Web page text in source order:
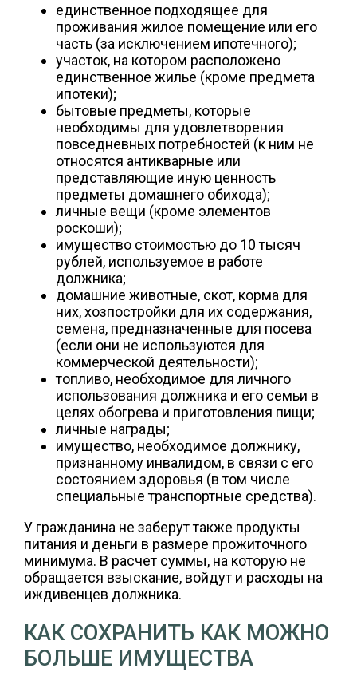
единственное подходящее для
проживания жилое помещение или его
часть (за исключением ипотечного);
участок, на котором расположено
единственное жилье (кроме предмета
ипотеки);
бытовые предметы, которые
необходимы для удовлетворения
повседневных потребностей (к ним не
относятся антикварные или
представляющие иную ценность
предметы домашнего обихода);
личные вещи (кроме элементов
роскоши);
имущество стоимостью до 10 тысяч
рублей, используемое в работе
должника;
домашние животные, скот, корма для
них, хозпостройки для их содержания,
семена, предназначенные для посева
(если они не используются для
коммерческой деятельности);
топливо, необходимое для личного
использования должника и его семьи в
целях обогрева и приготовления пищи;
личные награды;
имущество, необходимое должнику,
признанному инвалидом, в связи с его
состоянием здоровья (в том числе
специальные транспортные средства).
У гражданина не заберут также продукты
питания и деньги в размере прожиточного
минимума. В расчет суммы, на которую не
обращается взыскание, войдут и расходы на
иждивенцев должника.
КАК СОХРАНИТЬ КАК МОЖНО
БОЛЬШЕ ИМУЩЕСТВА